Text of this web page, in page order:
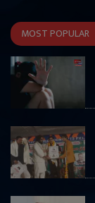
MOST POPULAR